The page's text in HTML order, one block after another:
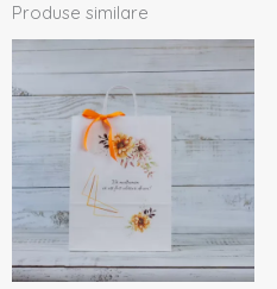
Produse similare